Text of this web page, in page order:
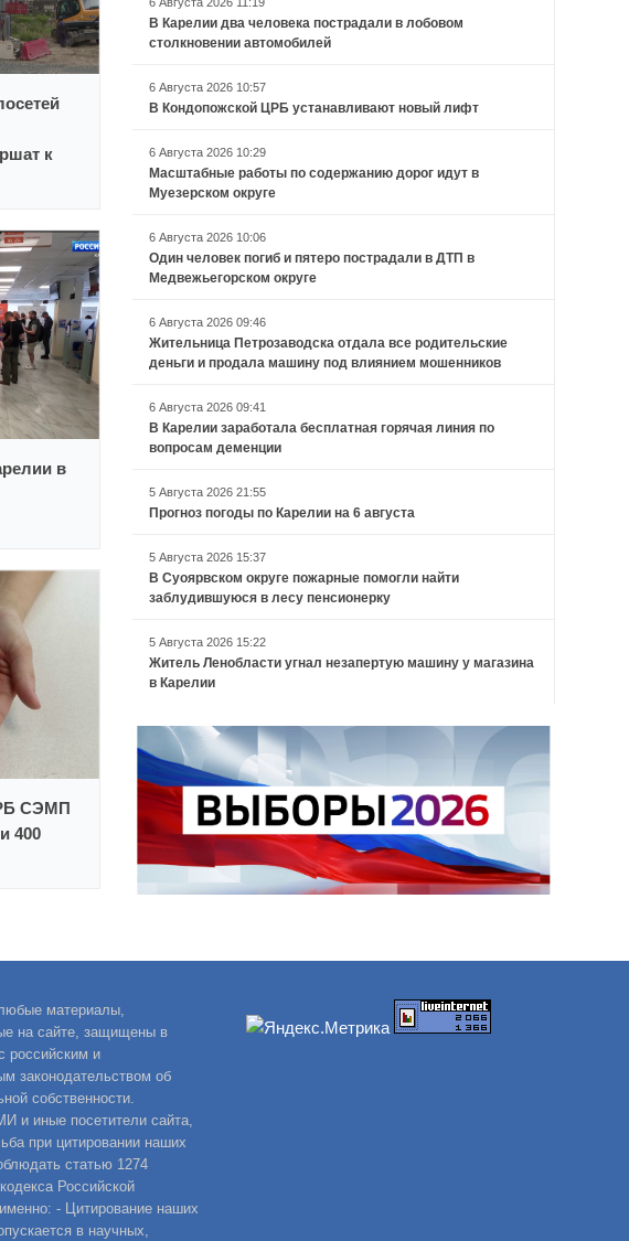
к
в
СЭМП
400
6 Августа 2026 11:19
В Карелии два человека пострадали в лобовом
столкновении автомобилей
6 Августа 2026 10:57
В Кондопожской ЦРБ устанавливают новый лифт
6 Августа 2026 10:29
Масштабные работы по содержанию дорог идут в
Муезерском округе
6 Августа 2026 10:06
Один человек погиб и пятеро пострадали в ДТП в
Медвежьегорском округе
6 Августа 2026 09:46
Жительница Петрозаводска отдала все родительские
деньги и продала машину под влиянием мошенников
6 Августа 2026 09:41
В Карелии заработала бесплатная горячая линия по
вопросам деменции
5 Августа 2026 21:55
Прогноз погоды по Карелии на 6 августа
5 Августа 2026 15:37
В Суоярвском округе пожарные помогли найти
заблудившуюся в лесу пенсионерку
5 Августа 2026 15:22
Житель Ленобласти угнал незапертую машину у магазина
в Карелии
материалы,
на сайте, защищены в
российским и
законодательством об
собственности.
и иные посетители сайта,
при цитировании наших
статью 1274
Российской
- Цитирование наших
в научных,